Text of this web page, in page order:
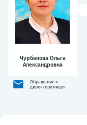
Чурбанова Ольга
Александровна
Обращение к
директору лицея